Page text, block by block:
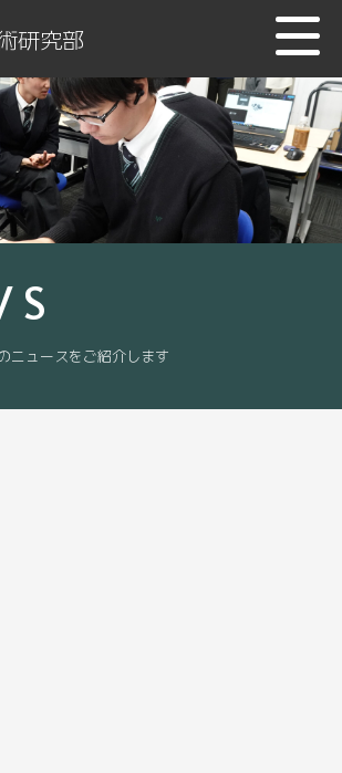
研究部
ニュースをご紹介します